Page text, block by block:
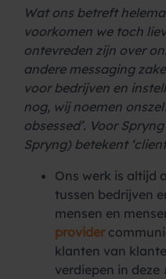
Wat ons betreft
voorkomen we toch
ontevreden zijn over
andere messaging
voor bedrijven en
nog, wij noemen
obsessed’. Voor
Spryng) betekent
Ons werk is altijd
tussen bedrijven
mensen en
provider
klanten van
verdiepen in deze